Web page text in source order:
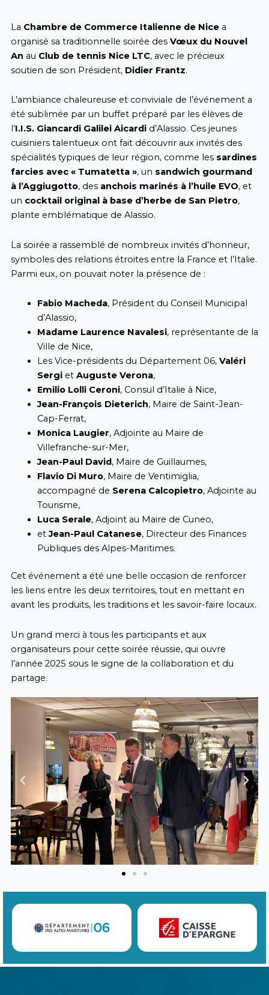
La Chambre de Commerce Italienne de Nicea
organisé sa traditionnelle soirée des Vœux du Nouvel
An au Club de tennis Nice LTC, avec le précieux
soutien de son Président, Didier Frantz.
L’ambiance chaleureuse et conviviale de l’événement a
été sublimée par un buffet préparé par les élèves de
l’I.I.S. Giancardi Galilei Aicardid’Alassio. Ces jeunes
cuisiniers talentueux ont fait découvrir aux invités des
spécialités typiques de leur région, comme les sardines
farcies avec « Tumatetta », un sandwich gourmand
à l’Aggiugotto, des anchois marinés à l’huile EVO, et
un cocktail original à base d’herbe de San Pietro,
plante emblématique de Alassio.
La soirée a rassemblé de nombreux invités d’honneur,
symboles des relations étroites entre la France et l’Italie.
Parmi eux, on pouvait noter la présence de :
Fabio Macheda, Président du Conseil Municipal
d’Alassio,
Madame Laurence Navalesi, représentante de la
Ville de Nice,
Les Vice-présidents du Département 06, Valéri
Sergiet Auguste Verona,
Emilio Lolli Ceroni, Consul d’Italie à Nice,
Jean-François Dieterich, Maire de Saint-Jean-
Cap-Ferrat,
Monica Laugier, Adjointe au Maire de
Villefranche-sur-Mer,
Jean-Paul David , Maire de Guillaumes,
Flavio Di Muro, Maire de Ventimiglia,
accompagné de Serena Calcopietro, Adjointe au
Tourisme,
Luca Serale, Adjoint au Maire de Cuneo,
etJean-Paul Catanese, Directeur des Finances
Publiques des Alpes-Maritimes.
Cet événement a été une belle occasion de renforcer
les liens entre les deux territoires, tout en mettant en
avant les produits, les traditions et les savoir-faire locaux.
Un grand merci à tous les participants et aux
organisateurs pour cette soirée réussie, qui ouvre
l’année 2025 sous le signe de la collaboration et du
partage.
Previous Next